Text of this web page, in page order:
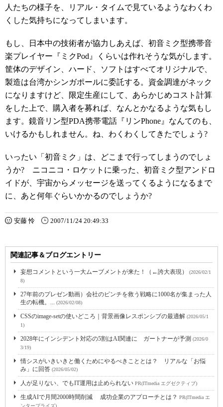
人たちの様子を、リアル・タイムで見ているようなわくわ
くした気持ちになってしまいます。
もし、日本中の技術者が協力しあえば、初音ミク型携帯音
楽プレイヤー『ミクPod』くらいは作れそうな気がします。
筐体のデザイン、ハード、ソフトはすべてオリジナルで、
製造は台湾かシンガポールに委託する。資金調達がネック
になりますけど、限定生産にして、あらかじめコスト計算
をした上で、購入者を募れば、なんとかなるような気もし
ます。鏡音リン型PDA携帯電話『リンPhone』なんてのも、
いけるかもしれません。ね、わくわくしてきたでしょう?
いったい「初音ミク」は、どこまで行ってしまうのでしょ
うか? ニコニコ・ロケットに乗った、初音ミク型アンドロ
イドが、宇宙からメッセージを送ってくるようになるまで
に、あと何年ぐらいかかるのでしょうか?
安藤 怜 2007/11/24 20:49:33
関連記事＆ブログエントリー
妄想コメントという一大ムーブメントが来た！（←誇大表現）
(2026/02/1
8)
27年前のプレゼン動画）会社のピンチを救う戦略に1000名が集まった人
生の転機。... (2026/02/08)
CSSのimage-setの使いどころ｜背景画像レスポンシブの最適解 (2026/05/1
1)
2028年にインシデント対応の5割はAI関連に ガートナーが予測 (2026/0
3/19)
情シスがいきいきと働くためにやるべきこととは？ リアルな「お悩
み」に回答 (2026/05/02)
人が足りない、でもIT運用は止められない PR(ITmedia エグゼクティブ)
生成AIで月間2000時間削減 成功企業のアプローチとは？ PR(ITmedia エ
ンタープライズ)